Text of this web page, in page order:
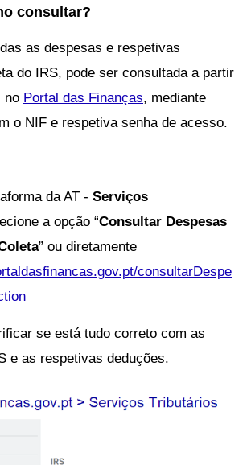
consultar?
as despesas e respetivas
do IRS, pode ser consultada a partir
no Portal das Finanças, mediante
o NIF e respetiva senha de acesso.
da AT - Serviços
a opção “Consultar Despesas
” ou diretamente
consultarDespe
se está tudo correto com as
e as respetivas deduções.